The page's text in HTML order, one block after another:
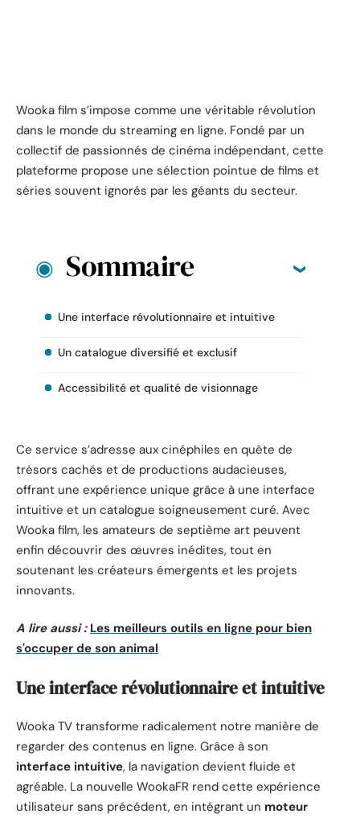
Wooka film s’impose comme une véritable révolution
dans le monde du streaming en ligne. Fondé par un
collectif de passionnés de cinéma indépendant, cette
plateforme propose une sélection pointue de films et
séries souvent ignorés par les géants du secteur.
Sommaire
Une interface révolutionnaire et intuitive
Un catalogue diversifié et exclusif
Accessibilité et qualité de visionnage
Ce service s’adresse aux cinéphiles en quête de
trésors cachés et de productions audacieuses,
offrant une expérience unique grâce à une interface
intuitive et un catalogue soigneusement curé. Avec
Wooka film, les amateurs de septième art peuvent
enfin découvrir des œuvres inédites, tout en
soutenant les créateurs émergents et les projets
innovants.
A lire aussi : Les meilleurs outils en ligne pour bien
s'occuper de son animal
Une interface révolutionnaire et intuitive
Wooka TV transforme radicalement notre manière de
regarder des contenus en ligne. Grâce à son
interface intuitive, la navigation devient fluide et
agréable. La nouvelle WookaFR rend cette expérience
utilisateur sans précédent, en intégrant un moteur